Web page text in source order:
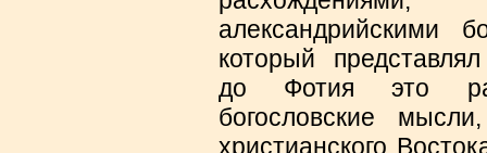
александрийскими
который
до Фотия это
богословские
христианского